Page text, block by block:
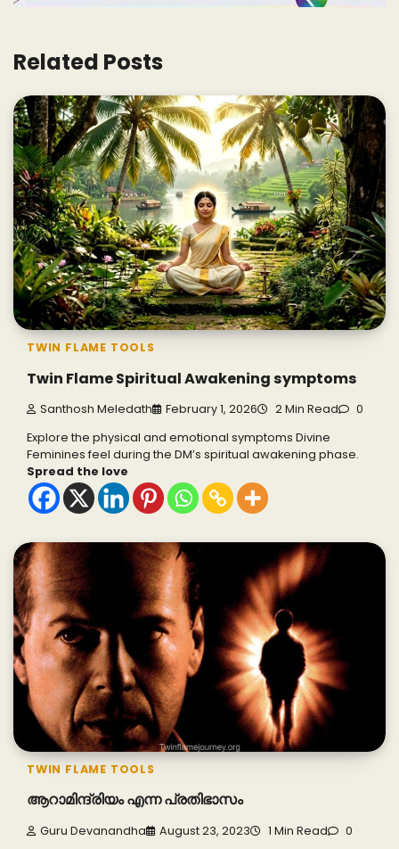
Related Posts
TWIN FLAME TOOLS
Twin Flame Spiritual Awakening symptoms
Santhosh Meledath February 1, 2026 2 Min Read 0
Explore the physical and emotional symptoms Divine
Feminines feel during the DM’s spiritual awakening phase.
Spread the love
TWIN FLAME TOOLS
ആറാമിന്ദ്രിയം എന്ന പ്രതിഭാസം
Guru Devanandha August 23, 2023 1 Min Read 0